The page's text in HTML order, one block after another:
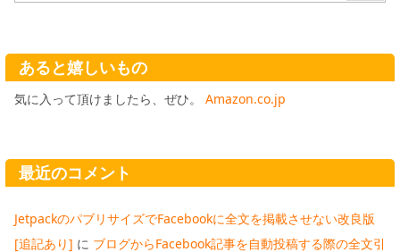
あると嬉しいもの
気に入って頂けましたら、ぜひ。 Amazon.co.jp
最近のコメント
JetpackのパブリサイズでFacebookに全文を掲載させない改良版
[追記あり] に ブログからFacebook記事を自動投稿する際の全文引